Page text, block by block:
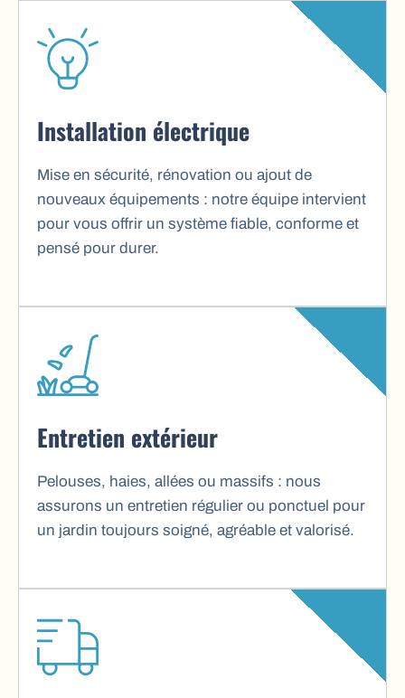
Installation électrique
Mise en sécurité, rénovation ou ajout de
nouveaux équipements : notre équipe intervient
pour vous offrir un système fiable, conforme et
pensé pour durer.
Entretien extérieur
Pelouses, haies, allées ou massifs : nous
assurons un entretien régulier ou ponctuel pour
un jardin toujours soigné, agréable et valorisé.